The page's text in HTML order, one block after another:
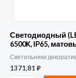
Светодиодный
6500К, IP65,
Светильники
1371,81 ₽
65)/40